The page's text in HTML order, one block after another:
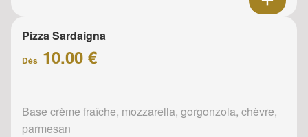
Pizza Sardaigna
Dès 10.00 €
Base crème fraîche, mozzarella, gorgonzola, chèvre,
parmesan